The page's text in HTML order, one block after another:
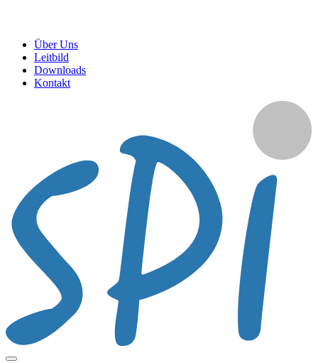
Über Uns
Leitbild
Downloads
Kontakt